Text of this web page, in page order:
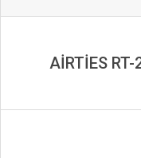
AİRTİES RT-